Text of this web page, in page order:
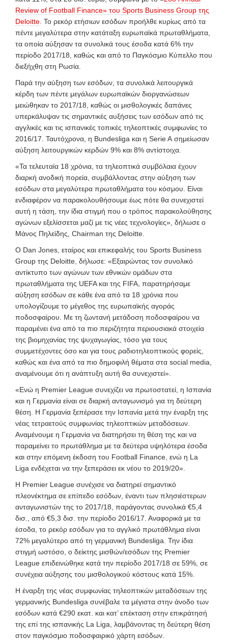
Review of Football Finance» του Sports Business Group της
Deloitte . To ρεκόρ ετήσιων εσόδων προήλθε κυρίως από τα
πέντε μεγαλύτερα στην κατάταξη ευρωπαϊκά πρωταθλήματα,
τα οποία αύξησαν τα συνολικά τους έσοδα κατά 6% την
περίοδο 2017/18, καθώς και από το Παγκόσμιο Κύπελλο που
διεξήχθη στη Ρωσία.
Παρά την αύξηση των εσόδων, τα συνολικά λειτουργικά
κέρδη των πέντε μεγάλων ευρωπαϊκών διοργανώσεων
μειώθηκαν το 2017/18, καθώς οι μισθολογικές δαπάνες
υπερκάλυψαν τις σημαντικές αυξήσεις των εσόδων από τις
αγγλικές και τις ισπανικές τοπικές τηλεοπτικές συμφωνίες το
2016/17. Ταυτόχρονα, η Bundesliga και η Serie A σημείωσαν
αύξηση λειτουργικών κερδών 9% και 8% αντίστοιχα.
«Τα τελευταία 18 χρόνια, τα τηλεοπτικά συμβόλαια έχουν
διαρκή ανοδική πορεία, συμβάλλοντας στην αύξηση των
εσόδων στα μεγαλύτερα πρωταθλήματα του κόσμου. Είναι
ενδιαφέρον να παρακολουθήσουμε έως πότε θα συνεχιστεί
αυτή η τάση, την ίδια στιγμή που ο τρόπος παρακολούθησης
αγώνων εξελίσσεται μαζί με τις νέες τεχνολογίες», δήλωσε ο
Μάνος Πηλείδης, Chairman της Deloitte.
Ο Dan Jones, εταίρος και επικεφαλής του Sports Business
Group της Deloitte, δήλωσε: «Εξαιρώντας τον συνολικό
αντίκτυπο των αγώνων των εθνικών ομάδων στα
πρωταθλήματα της UEFA και της FIFA, παρατηρήσαμε
αύξηση εσόδων σε κάθε ένα από τα 18 χρόνια που
υπολογίζουμε το μέγεθος της ευρωπαϊκής αγοράς
ποδοσφαίρου. Με τη ζωντανή μετάδοση ποδοσφαίρου να
παραμένει ένα από τα πιο περιζήτητα περιουσιακά στοιχεία
της βιομηχανίας της ψυχαγωγίας, τόσο για τους
συμμετέχοντες όσο και για τους ραδιοτηλεοπτικούς φορείς,
καθώς και ένα από τα πιο δημοφιλή θέματα στα social media,
αναμένουμε ότι η ανάπτυξη αυτή θα συνεχιστεί».
«Ενώ η Premier League συνεχίζει να πρωτοστατεί, η Ισπανία
και η Γερμανία είναι σε διαρκή ανταγωνισμό για τη δεύτερη
θέση. Η Γερμανία ξεπέρασε την Ισπανία μετά την έναρξη της
νέας τετραετούς συμφωνίας τηλεοπτικών μεταδόσεων.
Αναμένουμε η Γερμανία να διατηρήσει τη θέση της και να
παραμείνει το πρωτάθλημα με τα δεύτερα υψηλότερα έσοδα
και στην επόμενη έκδοση του Football Finance, ενώ η La
Liga ενδέχεται να την ξεπεράσει εκ νέου το 2019/20».
Η Premier League συνέχισε να διατηρεί σημαντικό
πλεονέκτημα σε επίπεδο εσόδων , έναντι των πλησιέστερων
ανταγωνιστών της το 2017/18, παράγοντας συνολικά €5,4
δισ., από €5,3 δισ. την περίοδο 2016/17. Αναφορικά με τα
έσοδα, το ρεκόρ εσόδων για το αγγλικό πρωτάθλημα είναι
72% μεγαλύτερο από τη γερμανική Bundesliga. Την ίδια
στιγμή ωστόσο, ο δείκτης μισθών/εσόδων της Premier
League επιδεινώθηκε κατά την περίοδο 2017/18 σε 59%, σε
συνέχεια αύξησης του μισθολογικού κόστους κατά 15%.
Η έναρξη της νέας συμφωνίας τηλεοπτικών μεταδόσεων της
γερμανικής Bundesliga συνέβαλε τα μέγιστα στην άνοδο των
εσόδων κατά €290 εκατ. και κατ’ επέκταση στην επικράτησή
της επί της ισπανικής La Liga, λαμβάνοντας τη δεύτερη θέση
στον παγκόσμιο ποδοσφαιρικό χάρτη εσόδων.